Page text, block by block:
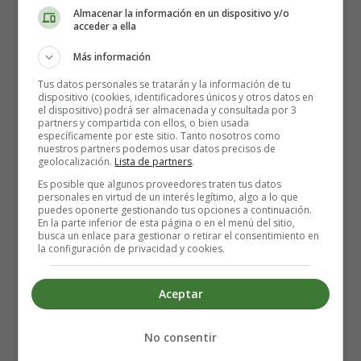
Y así cuando Rosa entraba
en el palacio real,
junto al finísimo chal,
sin saber que aquel guardaba
en sí, un poder misterioso.
Y ocurrió algo asombroso:
Cuanto más se abanicaba
su rostro se transformaba
a blanco y hermoso.
Y al verla humilde y juiciosa,
todos los nobles varones,
quisieron bailar con Rosa,
valses, polkas, rigodones...
Almacenar la información en un dispositivo y/o
acceder a ella
Más información
Tus datos personales se tratarán y la información de tu
dispositivo (cookies, identificadores únicos y otros datos en
el dispositivo) podrá ser almacenada y consultada por 3
partners y compartida con ellos, o bien usada
específicamente por este sitio. Tanto nosotros como
nuestros partners podemos usar datos precisos de
geolocalización. Lista de partners.
Es posible que algunos proveedores traten tus datos
personales en virtud de un interés legítimo, algo a lo que
puedes oponerte gestionando tus opciones a continuación.
En la parte inferior de esta página o en el menú del sitio,
busca un enlace para gestionar o retirar el consentimiento en
la configuración de privacidad y cookies.
Aceptar
No consentir